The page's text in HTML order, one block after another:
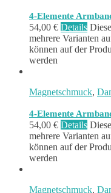
4-Elemente
54,00 € Details
mehrere Varianten
können auf der
werden
Magnetschmuck,
4-Elemente
54,00 € Details
mehrere Varianten
können auf der
werden
Magnetschmuck,